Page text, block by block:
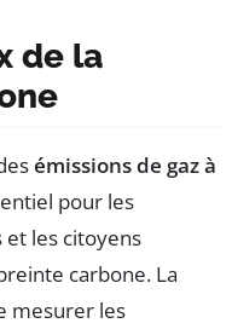
de la
émissions de gaz à
pour les
les citoyens
carbone. La
mesurer les